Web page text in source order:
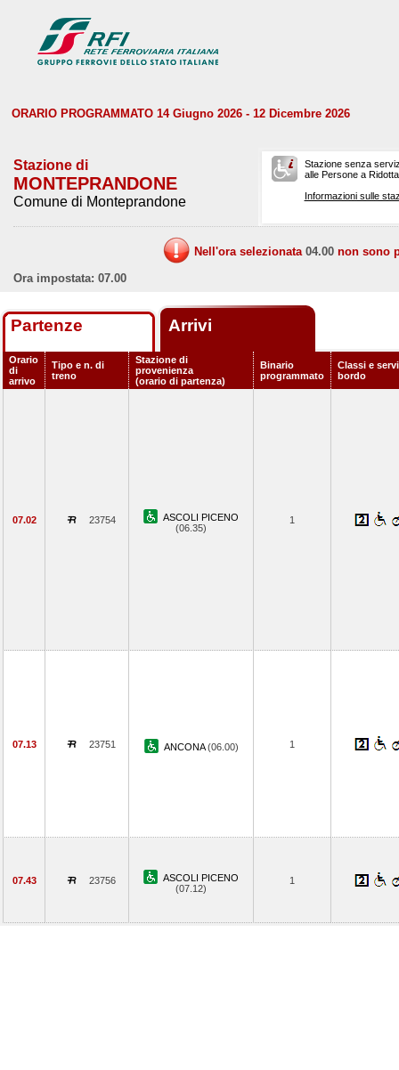
ORARIO PROGRAMMATO 14 Giugno 2026 - 12 Dicembre 2026
Stazione di
MONTEPRANDONE
Comune di Monteprandone
Stazione senza
alle Persone a
Informazioni sulle
Nell'ora selezionata 04.00 non sono
Ora impostata: 07.00
Partenze Arrivi
Orario
di
arrivo
Tipo e n. di
treno
Stazione di
provenienza
(orario di partenza)
Binario
programmato
Classi e
bordo
07.02 23754
ASCOLI PICENO
(06.35)
1
07.13 23751 ANCONA(06.00) 1
07.43 23756
ASCOLI PICENO
(07.12)
1